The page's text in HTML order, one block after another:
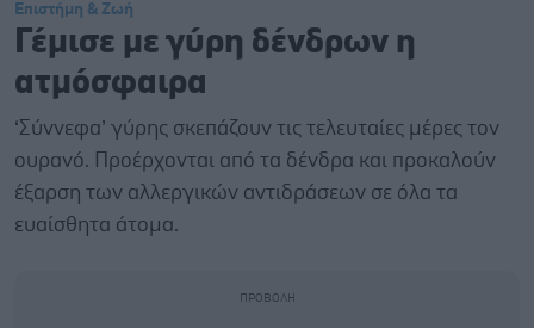
Επιστήμη & Ζωή
Γέμισε με γύρη δένδρων η
ατμόσφαιρα
‘Σύννεφα’ γύρης σκεπάζουν τις τελευταίες μέρες τον
ουρανό. Προέρχονται από τα δένδρα και προκαλούν
έξαρση των αλλεργικών αντιδράσεων σε όλα τα
ευαίσθητα άτομα.